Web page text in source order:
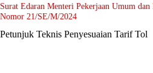
Surat Edaran Menteri Pekerjaan Umum dan
Nomor 21/SE/M/2024
Petunjuk Teknis Penyesuaian Tarif Tol